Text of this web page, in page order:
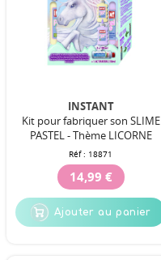
INSTANT
Kit pour fabriquer son SLIME
PASTEL - Thème LICORNE
Réf : 18871
14,99 €
Ajouter au panier